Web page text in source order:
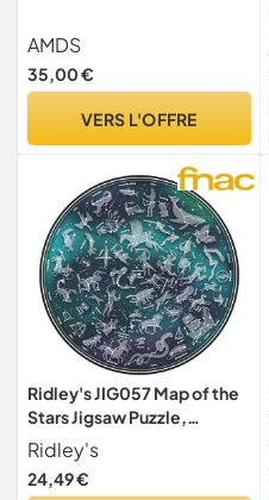
AMDS
35,00 €
VERS L'OFFRE
Ridley's JIG057 Map of the
Stars Jigsaw Puzzle,
Multicoloured, 1000
Pieces
Ridley's
24,49 €